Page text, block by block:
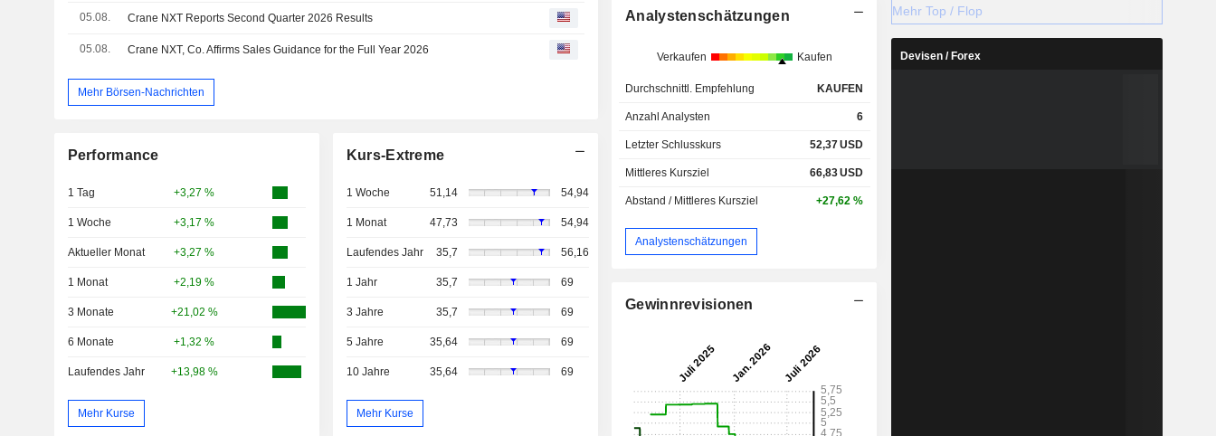
05.08. Crane NXT Reports Second Quarter 2026 Results
05.08. Crane NXT, Co. Affirms Sales Guidance for the Full Year 2026
Mehr Börsen-Nachrichten
Performance
1 Tag +3,27 %
1 Woche +3,17 %
Aktueller Monat +3,27 %
1 Monat +2,19 %
3 Monate +21,02 %
6 Monate +1,32 %
Laufendes Jahr +13,98 %
Mehr Kurse
Kurs-Extreme
1 Woche 51,14 54,94
1 Monat 47,73 54,94
Laufendes Jahr 35,7 56,16
1 Jahr 35,7 69
3 Jahre 35,7 69
5 Jahre 35,64 69
10 Jahre 35,64 69
Mehr Kurse
Analystenschätzungen
Verkaufen Kaufen
Durchschnittl. Empfehlung KAUFEN
Anzahl Analysten 6
Letzter Schlusskurs 52,37USD
Mittleres Kursziel 66,83USD
Abstand / Mittleres Kursziel +27,62 %
Analystenschätzungen
Gewinnrevisionen
Mehr Top / Flop
Devisen / Forex